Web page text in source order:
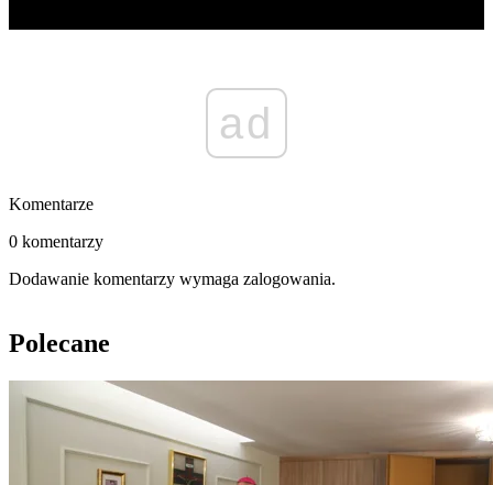
ad
Komentarze
0 komentarzy
Dodawanie komentarzy wymaga zalogowania.
Polecane